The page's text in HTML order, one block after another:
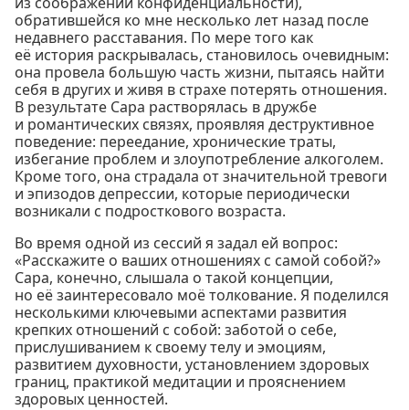
обратившейся ко мне несколько лет назад после
недавнего расставания. По мере того как
её история раскрывалась, становилось очевидным:
она провела большую часть жизни, пытаясь найти
себя в других и живя в страхе потерять отношения.
В результате Сара растворялась в дружбе
и романтических связях, проявляя деструктивное
поведение: переедание, хронические траты,
избегание проблем и злоупотребление алкоголем.
Кроме того, она страдала от значительной тревоги
и эпизодов депрессии, которые периодически
возникали с подросткового возраста.
Во время одной из сессий я задал ей вопрос:
«Расскажите о ваших отношениях с самой собой?»
Сара, конечно, слышала о такой концепции,
но её заинтересовало моё толкование. Я поделился
несколькими ключевыми аспектами развития
крепких отношений с собой: заботой о себе,
прислушиванием к своему телу и эмоциям,
развитием духовности, установлением здоровых
границ, практикой медитации и прояснением
здоровых ценностей.